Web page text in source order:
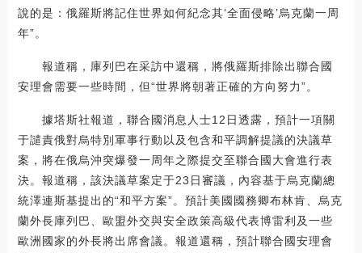
說的是：俄羅斯將記住世界如何紀念其‘全面侵略’烏克蘭一周
年”。
報道稱，庫列巴在采訪中還稱，將俄羅斯排除出聯合國
安理會需要一些時間，但“世界將朝著正確的方向努力”。
據塔斯社報道，聯合國消息人士12日透露，預計一項關
于譴責俄對烏特別軍事行動以及包含和平調解提議的決議草
案，將在俄烏沖突爆發一周年之際提交至聯合國大會進行表
決。報道稱，該決議草案定于23日審議，內容基于烏克蘭總
統澤連斯基提出的“和平方案”。預計美國國務卿布林肯、烏克
蘭外長庫列巴、歐盟外交與安全政策高級代表博雷利及一些
歐洲國家的外長將出席會議。報道還稱，預計聯合國安理會